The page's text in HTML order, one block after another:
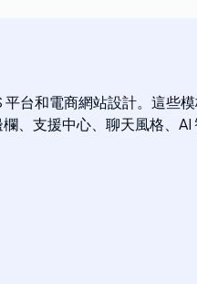
台和電商網站設計。這些
支援中心、聊天風格、